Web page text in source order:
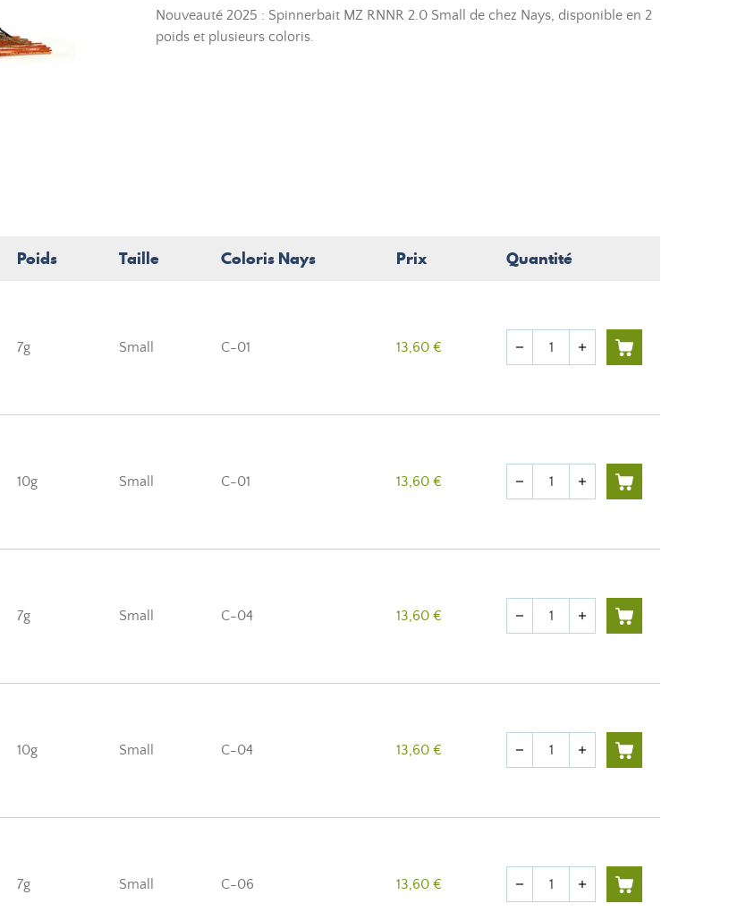
Nouveauté 2025 : Spinnerbait MZ RNNR 2.0 Small de chez Nays, disponible en 2
poids et plusieurs coloris.
Poids Taille Coloris Nays Prix Quantité
7g Small C-01 13,60 € Quantité
remove add
10g Small C-01 13,60 € Quantité
remove add
7g Small C-04 13,60 € Quantité
remove add
10g Small C-04 13,60 € Quantité
remove add
7g Small C-06 13,60 € Quantité
remove add